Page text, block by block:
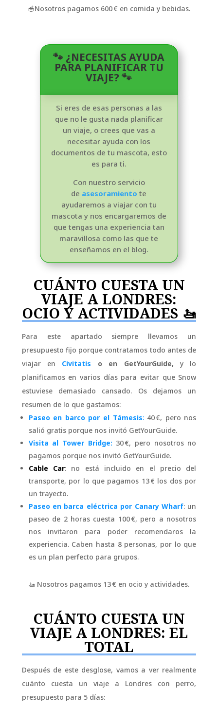
🥣Nosotros pagamos 600 € en comida y bebidas.
🐾 ¿NECESITAS AYUDA
PARA PLANIFICAR TU
VIAJE? 🐾
Si eres de esas personas a las
que no le gusta nada planificar
un viaje, o crees que vas a
necesitar ayuda con los
documentos de tu mascota, esto
es para ti.
Con nuestro servicio
de asesoramientote
ayudaremos a viajar con tu
mascota y nos encargaremos de
que tengas una experiencia tan
maravillosa como las que te
enseñamos en el blog.
CUÁNTO CUESTA UN
VIAJE A LONDRES:
OCIO Y ACTIVIDADES 🚤
Para este apartado siempre llevamos un
presupuesto fijo porque contratamos todo antes de
viajar en Civitatis o en GetYourGuide, y lo
planificamos en varios días para evitar que Snow
estuviese demasiado cansado. Os dejamos un
resumen de lo que gastamos:
Paseo en barco por el Támesis:40 €, pero nos
salió gratis porque nos invitó GetYourGuide.
Visita al Tower Bridge: 30 €, pero nosotros no
pagamos porque nos invitó GetYourGuide.
Cable Car: no está incluido en el precio del
transporte, por lo que pagamos 13 € los dos por
un trayecto.
Paseo en barca eléctrica por Canary Wharf: un
paseo de 2 horas cuesta 100 €, pero a nosotros
nos invitaron para poder recomendaros la
experiencia. Caben hasta 8 personas, por lo que
es un plan perfecto para grupos.
🚤 Nosotros pagamos 13 € en ocio y actividades.
CUÁNTO CUESTA UN
VIAJE A LONDRES: EL
TOTAL
Después de este desglose, vamos a ver realmente
cuánto cuesta un viaje a Londres con perro,
presupuesto para 5 días: